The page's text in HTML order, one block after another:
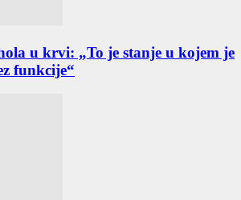
u krvi: „To je stanje u kojem je
funkcije“